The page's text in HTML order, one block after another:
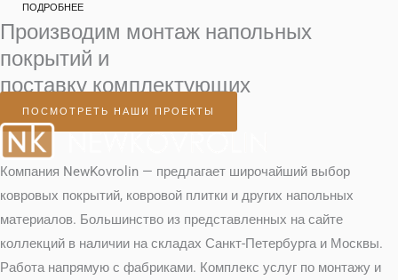
ПОДРОБНЕЕ
Производим монтаж напольных
покрытий и
поставку комплектующих
ПОСМОТРЕТЬ НАШИ ПРОЕКТЫ
Компания NewKovrolin — предлагает широчайший выбор
ковровых покрытий, ковровой плитки и других напольных
материалов. Большинство из представленных на сайте
коллекций в наличии на складах Санкт-Петербурга и Москвы.
Работа напрямую с фабриками. Комплекс услуг по монтажу и